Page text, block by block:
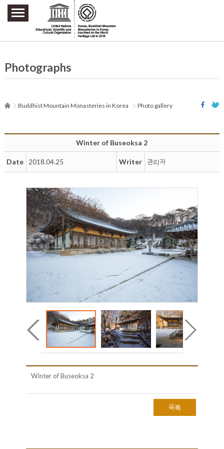
주요메뉴 바로가기
본문 바로가기
하단메뉴 바로가기
Photographs
Buddhist Mountain Monasteries in Korea Photo gallery
Winter of Buseoksa 2
Date 2018.04.25 Writer 관리자
Winter of Buseoksa 2
목록